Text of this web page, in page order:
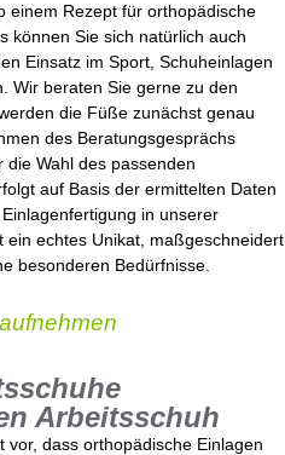
einem Rezept für orthopädische
können Sie sich natürlich auch
Einsatz im Sport, Schuheinlagen
Wir beraten Sie gerne zu den
die Füße zunächst genau
des Beratungsgesprächs
Wahl des passenden
auf Basis der ermittelten Daten
in unserer
ein echtes Unikat, maßgeschneidert
besonderen Bedürfnisse.
Arbeitsschuh
vor, dass orthopädische Einlagen